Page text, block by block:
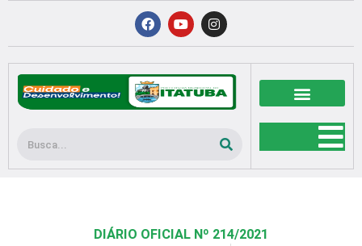
conteúdo
F
a
c
b
o
o
k
Y
o
u
u
b
e
I
n
s
a
g
r
a
Pesquisar
DIÁRIO OFICIAL Nº 214/2021